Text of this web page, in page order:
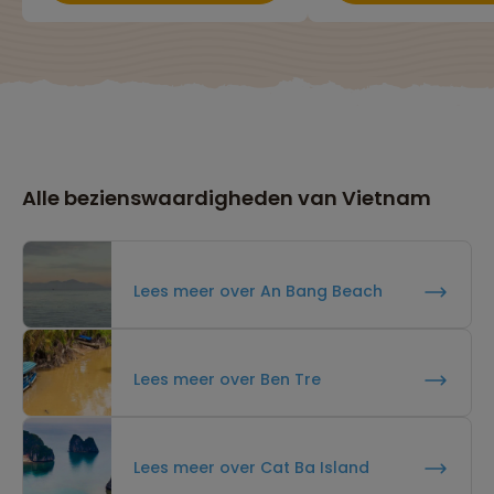
Alle bezienswaardigheden van Vietnam
Lees meer over An Bang Beach
Lees meer over Ben Tre
Lees meer over Cat Ba Island